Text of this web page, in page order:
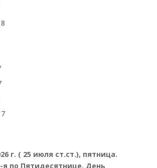
г. ( 25 июля ст.ст.), пятница.
по Пятидесятнице. День